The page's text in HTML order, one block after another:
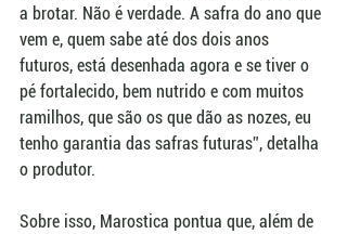
a brotar. Não é verdade. A safra do ano que
vem e, quem sabe até dos dois anos
futuros, está desenhada agora e se tiver o
pé fortalecido, bem nutrido e com muitos
ramilhos, que são os que dão as nozes, eu
tenho garantia das safras futuras”, detalha
o produtor.
Sobre isso, Marostica pontua que, além de